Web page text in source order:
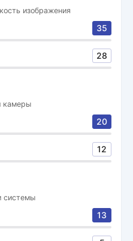
изображения
35
28
камеры
20
12
системы
13